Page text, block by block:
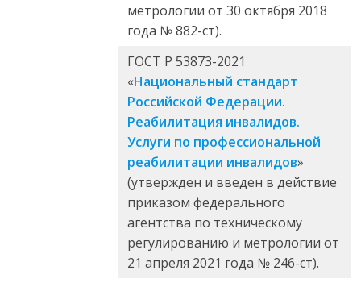
метрологии от 30 октября 2018
года № 882-ст).
ГОСТ Р 53873-2021
«Национальный стандарт
Российской Федерации.
Реабилитация инвалидов.
Услуги по профессиональной
реабилитации инвалидов»
(утвержден и введен в действие
приказом федерального
агентства по техническому
регулированию и метрологии от
21 апреля 2021 года № 246-ст).